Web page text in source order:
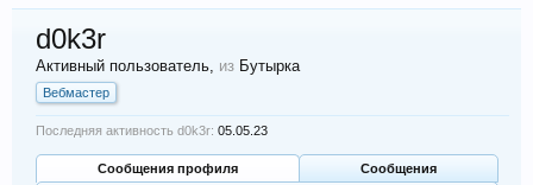
d0k3r
Активный пользователь, из Бутырка
Вебмастер
Последняя активность d0k3r: 05.05.23
Сообщения профиля
Сообщения